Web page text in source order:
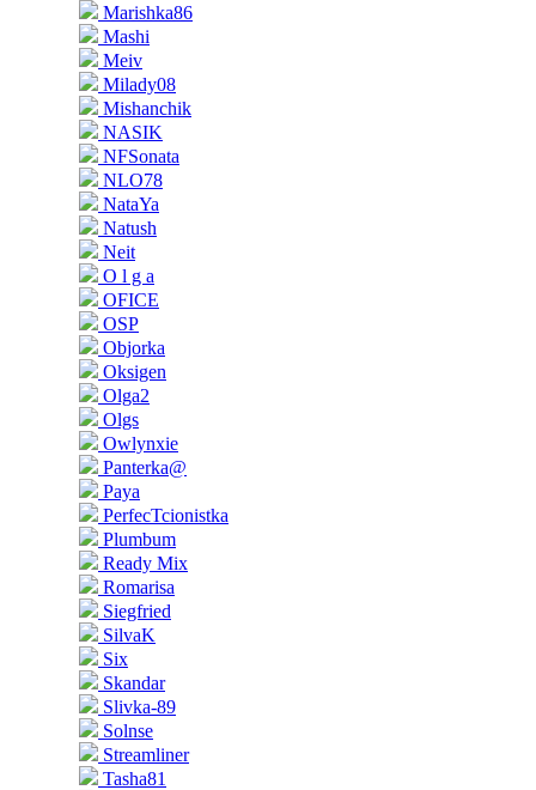
Marishka86
Mashi
Meiv
Milady08
Mishanchik
NASIK
NFSonata
NLO78
NataYa
Natush
Neit
O l g a
OFICE
OSP
Objorka
Oksigen
Olga2
Olgs
Owlynxie
Panterka@
Paya
PerfecTcionistka
Plumbum
Ready Mix
Romarisa
Siegfried
SilvaK
Six
Skandar
Slivka-89
Solnse
Streamliner
Tasha81